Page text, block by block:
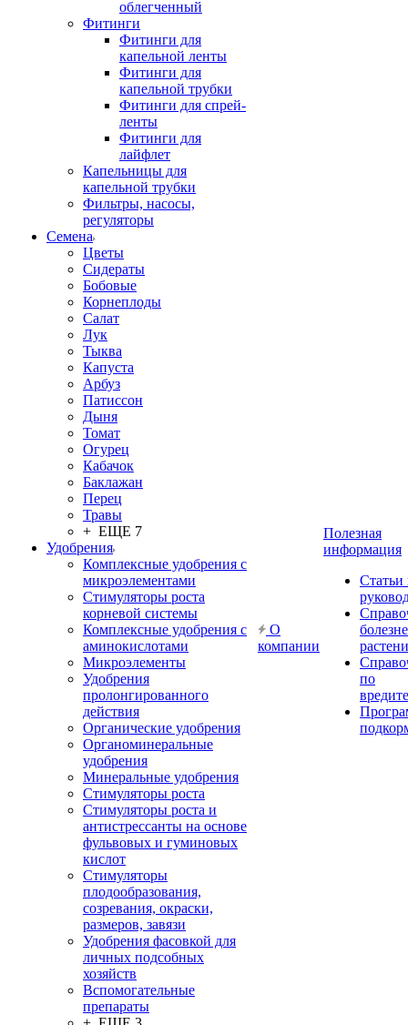
облегченный
Фитинги
Фитинги для
капельной ленты
Фитинги для
капельной трубки
Фитинги для спрей-
ленты
Фитинги для
лайфлет
Капельницы для
капельной трубки
Фильтры, насосы,
регуляторы
Семена
Цветы
Сидераты
Бобовые
Корнеплоды
Салат
Лук
Тыква
Капуста
Арбуз
Патиссон
Дыня
Томат
Огурец
Кабачок
Баклажан
Перец
Травы
+ ЕЩЕ 7
Удобрения
Комплексные удобрения с
микроэлементами
Стимуляторы роста
корневой системы
Комплексные удобрения с
аминокислотами
Микроэлементы
Удобрения
пролонгированного
действия
Органические удобрения
Органоминеральные
удобрения
Минеральные удобрения
Стимуляторы роста
Стимуляторы роста и
антистрессанты на основе
фульвовых и гуминовых
кислот
Стимуляторы
плодообразования,
созревания, окраски,
размеров, завязи
Удобрения фасовкой для
личных подсобных
хозяйств
Вспомогательные
препараты
О
компании
Полезная
информация
Статьи
по